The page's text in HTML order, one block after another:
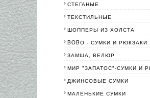
СТЕГАНЫЕ
ТЕКСТИЛЬНЫЕ
ШОППЕРЫ ИЗ ХОЛСТА
BOBО - СУМКИ И РЮКЗАКИ
ЗАМША, ВЕЛЮР
МИР "ЗАПАТОС"-СУМКИ И
ДЖИНСОВЫЕ СУМКИ
МАЛЕНЬКИЕ СУМКИ